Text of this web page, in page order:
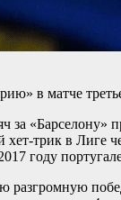
в матче
за
хет-трик в
году
разгромную